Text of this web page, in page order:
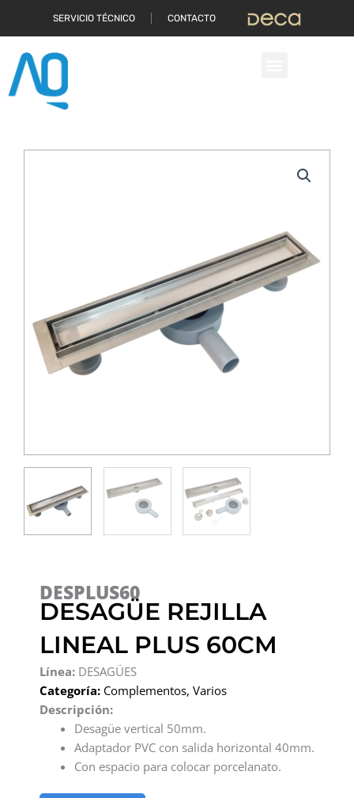
SERVICIO TÉCNICO CONTACTO
DESPLUS60
DESAGÜE REJILLA
LINEAL PLUS 60CM
Línea: DESAGÜES
Categoría: Complementos, Varios
Descripción:
Desagüe vertical 50mm.
Adaptador PVC con salida horizontal 40mm.
Con espacio para colocar porcelanato.